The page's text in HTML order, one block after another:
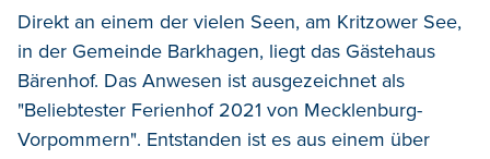
Direkt an einem der vielen Seen, am Kritzower See,
in der Gemeinde Barkhagen, liegt das Gästehaus
Bärenhof. Das Anwesen ist ausgezeichnet als
"Beliebtester Ferienhof 2021 von Mecklenburg-
Vorpommern". Entstanden ist es aus einem über